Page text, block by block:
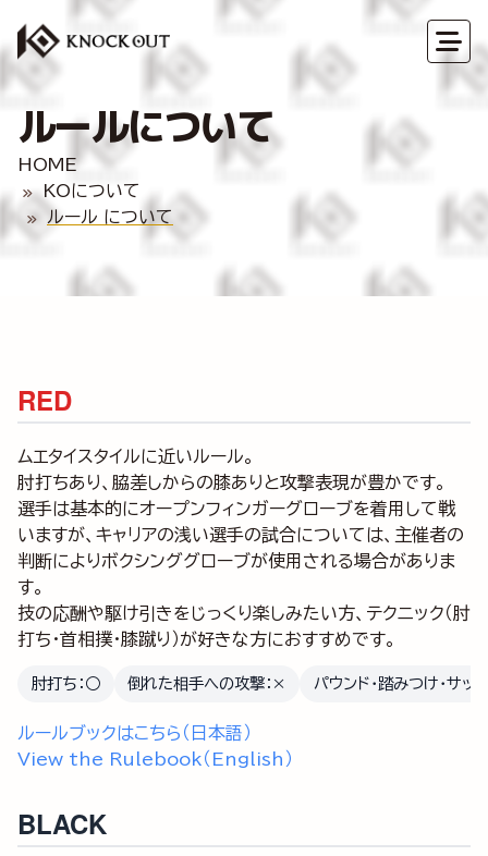
ルールについて
HOME
KOについて
ルール について
RED
ムエタイスタイルに近いルール。
肘打ちあり、脇差しからの膝ありと攻撃表現が豊かです。
選手は基本的にオープンフィンガーグローブを着用して戦
いますが、キャリアの浅い選手の試合については、主催者の
判断によりボクシンググローブが使用される場合がありま
す。
技の応酬や駆け引きをじっくり楽しみたい方、テクニック（肘
打ち・首相撲・膝蹴り）が好きな方におすすめです。
肘打ち：○ 倒れた相手への攻撃：× パウンド・踏みつけ・サッ
ルールブックはこちら（日本語）
View the Rulebook（English）
BLACK